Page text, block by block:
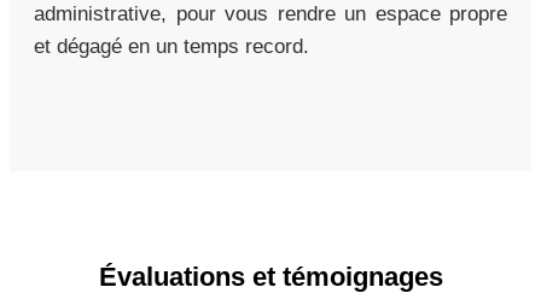
administrative, pour vous rendre un espace propre
et dégagé en un temps record.
Évaluations et témoignages